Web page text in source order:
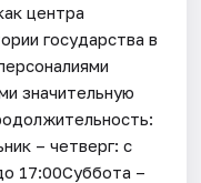
центра
государства в
значительную
– четверг: с
17:00Суббота –